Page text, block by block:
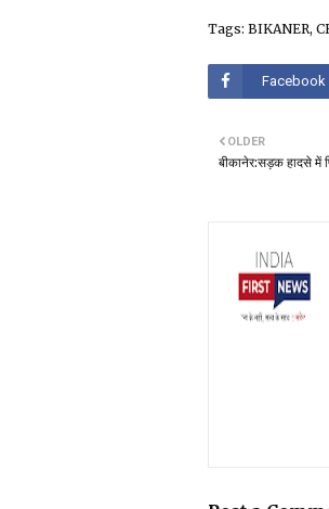
Tags: BIKANER,
Facebook
OLDER
बीकानेर:सड़क हादसे में